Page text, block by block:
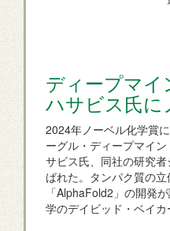
ディープマイ
ハサビス氏に
2024年ノーベル化学賞
ーグル・ディープマイ
サビス氏、同社の研究
ばれた。タンパク質の
「AlphaFold2」の開発
学のデイビッド・ベイカ